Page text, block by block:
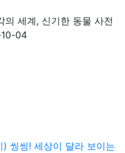
의 세계, 신기한 동물 사전
04
) 씽씽! 세상이 달라 보이는